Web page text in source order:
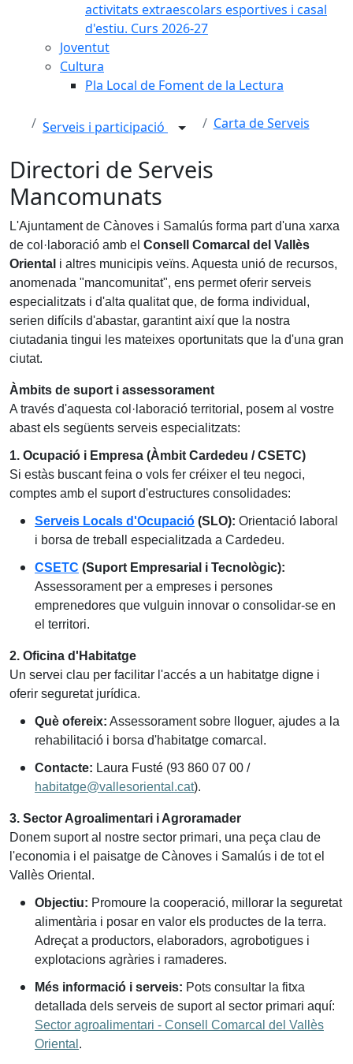
activitats extraescolars esportives i casal
d'estiu. Curs 2026-27
Joventut
Cultura
Pla Local de Foment de la Lectura
Serveis i participació Carta de Serveis
Directori de Serveis
Mancomunats
L'Ajuntament de Cànoves i Samalús forma part d'una xarxa
de col·laboració amb el Consell Comarcal del Vallès
Oriental i altres municipis veïns. Aquesta unió de recursos,
anomenada "mancomunitat", ens permet oferir serveis
especialitzats i d'alta qualitat que, de forma individual,
serien difícils d'abastar, garantint així que la nostra
ciutadania tingui les mateixes oportunitats que la d'una gran
ciutat.
Àmbits de suport i assessorament
A través d'aquesta col·laboració territorial, posem al vostre
abast els següents serveis especialitzats:
1. Ocupació i Empresa (Àmbit Cardedeu / CSETC)
Si estàs buscant feina o vols fer créixer el teu negoci,
comptes amb el suport d'estructures consolidades:
Serveis Locals d'Ocupació (SLO): Orientació laboral
i borsa de treball especialitzada a Cardedeu.
CSETC (Suport Empresarial i Tecnològic):
Assessorament per a empreses i persones
emprenedores que vulguin innovar o consolidar-se en
el territori.
2. Oficina d'Habitatge
Un servei clau per facilitar l'accés a un habitatge digne i
oferir seguretat jurídica.
Què ofereix: Assessorament sobre lloguer, ajudes a la
rehabilitació i borsa d'habitatge comarcal.
Contacte: Laura Fusté (93 860 07 00 /
habitatge@vallesoriental.cat).
3. Sector Agroalimentari i Agroramader
Donem suport al nostre sector primari, una peça clau de
l'economia i el paisatge de Cànoves i Samalús i de tot el
Vallès Oriental.
Objectiu: Promoure la cooperació, millorar la seguretat
alimentària i posar en valor els productes de la terra.
Adreçat a productors, elaboradors, agrobotigues i
explotacions agràries i ramaderes.
Més informació i serveis: Pots consultar la fitxa
detallada dels serveis de suport al sector primari aquí:
Sector agroalimentari - Consell Comarcal del Vallès
Oriental .